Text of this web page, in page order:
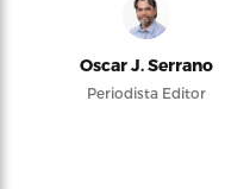
Oscar J. Serrano
Periodista Editor